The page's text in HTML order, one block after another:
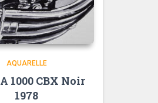
AQUARELLE
1000 CBX Noir
1978